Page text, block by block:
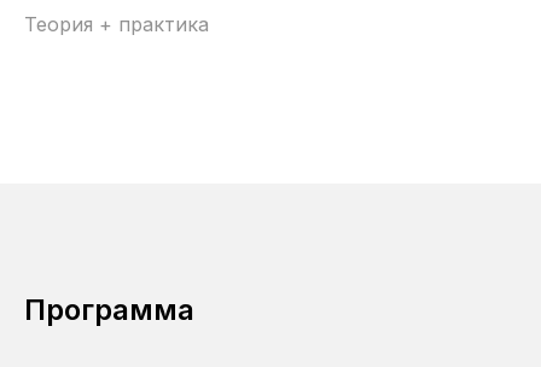
Теория + практика
Программа